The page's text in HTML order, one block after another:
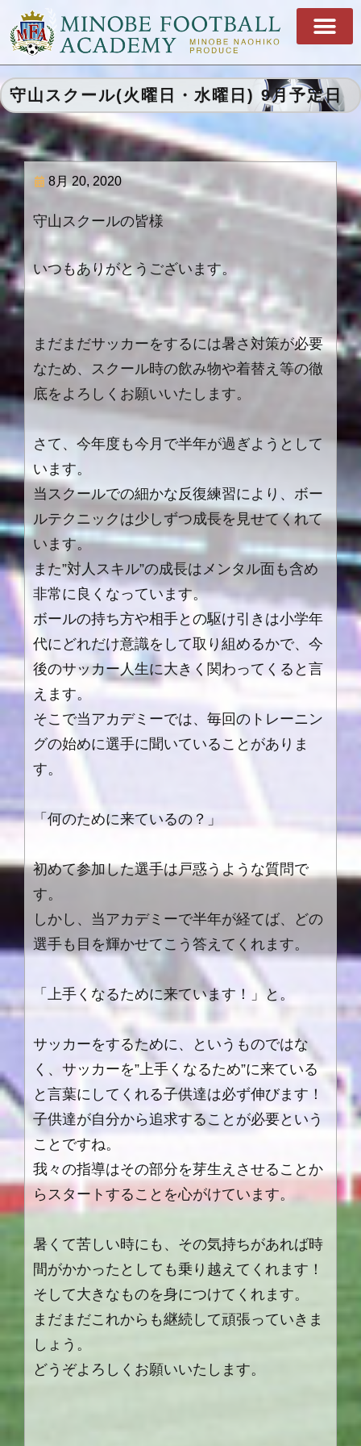
守山スクール(火曜日・水曜日) 9月予定日
8月 20, 2020
守山スクールの皆様
いつもありがとうございます。
まだまだサッカーをするには暑さ対策が必要
なため、スクール時の飲み物や着替え等の徹
底をよろしくお願いいたします。
さて、今年度も今月で半年が過ぎようとして
います。
当スクールでの細かな反復練習により、ボー
ルテクニックは少しずつ成長を見せてくれて
います。
また”対人スキル”の成長はメンタル面も含め
非常に良くなっています。
ボールの持ち方や相手との駆け引きは小学年
代にどれだけ意識をして取り組めるかで、今
後のサッカー人生に大きく関わってくると言
えます。
そこで当アカデミーでは、毎回のトレーニン
グの始めに選手に聞いていることがありま
す。
「何のために来ているの？」
初めて参加した選手は戸惑うような質問で
す。
しかし、当アカデミーで半年が経てば、どの
選手も目を輝かせてこう答えてくれます。
「上手くなるために来ています！」と。
サッカーをするために、というものではな
く、サッカーを”上手くなるため”に来ている
と言葉にしてくれる子供達は必ず伸びます！
子供達が自分から追求することが必要という
ことですね。
我々の指導はその部分を芽生えさせることか
らスタートすることを心がけています。
暑くて苦しい時にも、その気持ちがあれば時
間がかかったとしても乗り越えてくれます！
そして大きなものを身につけてくれます。
まだまだこれからも継続して頑張っていきま
しょう。
どうぞよろしくお願いいたします。